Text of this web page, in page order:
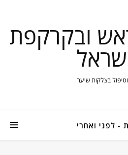
ובקרקפת
בצלקות שיער
- לפני ואחרי